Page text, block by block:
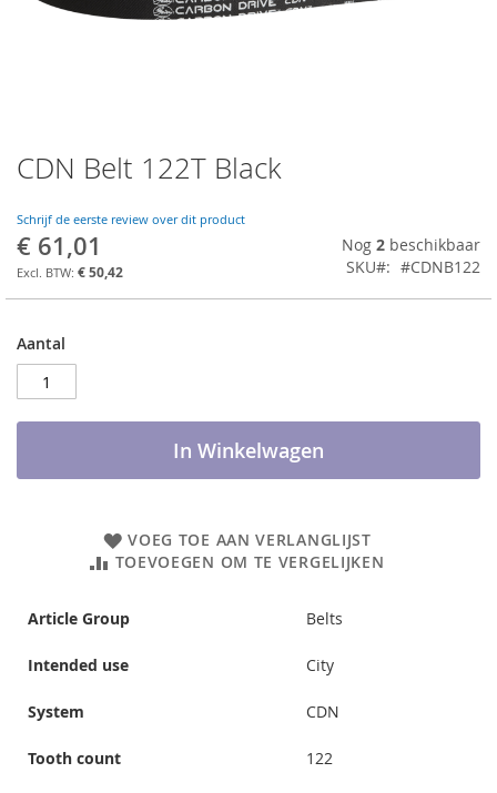
CDN Belt 122T Black
Schrijf de eerste review over dit product
€ 61,01
€ 50,42
Nog 2 beschikbaar
SKU
#CDNB122
Aantal
In Winkelwagen
VOEG TOE AAN VERLANGLIJST
TOEVOEGEN OM TE VERGELIJKEN
Article Group Belts
Intended use City
System CDN
Tooth count 122
Ga
naar
begin
van
de
afbeeldingen-